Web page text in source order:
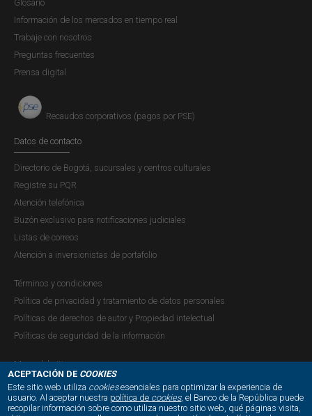
ACEPTACIÓN DE COOKIES
Este sitio web utiliza cookiesesenciales para optimizar la experiencia de
usuario. Al aceptar nuestra política de cookies, el Banco de la República puede
recopilar información sobre como utiliza nuestro sitio web, qué páginas visita,
Glosario
Información de los mercados en tiempo real
Trabaje con nosotros
Preguntas frecuentes
Prensa digital
Recaudos corporativos (pagos por PSE)
Datos de contacto
Directorio de Bogotá, sucursales y centros culturales
Registre su PQR
Atención telefónica
Buzón exclusivo para notificaciones judiciales
Listas de correos
Atención a inversionistas de portafolio
Términos y condiciones
Política de privacidad y tratamiento de datos personales
Políticas de derechos de autor y Propiedad intelectual
Políticas de seguridad de la información
Mapa del sitio
NUESTRAS REDES SOCIALES: